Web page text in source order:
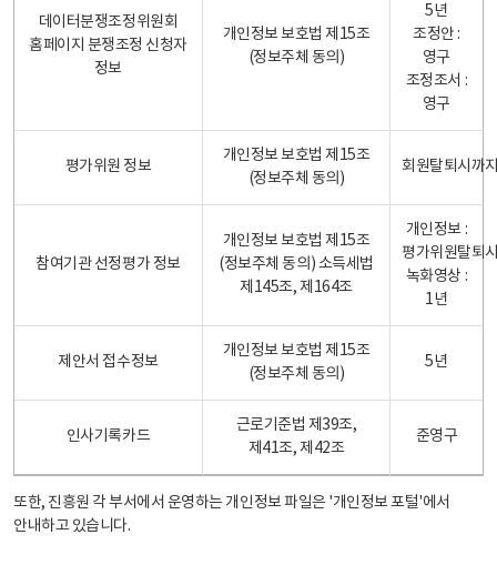
데이터분쟁조정위원회
홈페이지 분쟁조정 신청자
정보
개인정보 보호법 제15조
(정보주체 동의)
5년
조정안 :
영구
조정조서 :
영구
평가위원 정보
개인정보 보호법 제15조
(정보주체 동의)
회원탈퇴시까
참여기관 선정평가 정보
개인정보 보호법 제15조
(정보주체 동의) 소득세법
제145조, 제164조
개인정보 :
평가위원탈퇴
녹화영상 :
1년
제안서 접수정보
개인정보 보호법 제15조
(정보주체 동의)
5년
인사기록카드
근로기준법 제39조,
제41조, 제42조
준영구
또한, 진흥원 각 부서에서 운영하는 개인정보 파일은 '개인정보 포털'에서
안내하고 있습니다.